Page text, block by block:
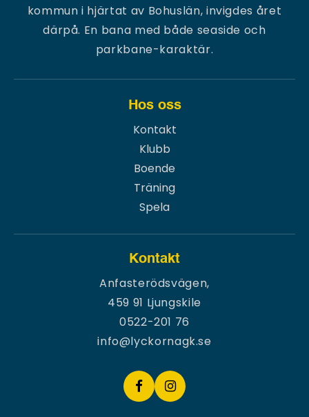
kommun i hjärtat av Bohuslän, invigdes året
därpå. En bana med både seaside och
parkbane-karaktär.
Hos oss
Kontakt
Klubb
Boende
Träning
Spela
Kontakt
Anfasterödsvägen,
459 91 Ljungskile
0522-201 76
info@lyckornagk.se